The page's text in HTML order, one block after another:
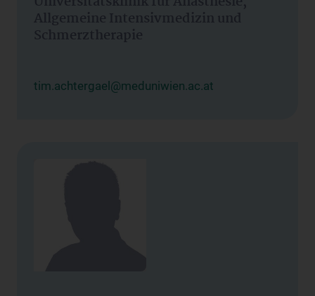
Allgemeine Intensivmedizin und
Schmerztherapie
tim.achtergael@meduniwien.ac.at